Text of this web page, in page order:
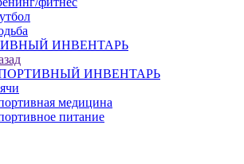
ИНВЕНТАРЬ
ИНВЕНТАРЬ
медицина
питание